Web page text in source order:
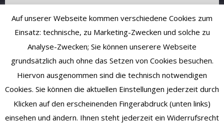
Auf unserer Webseite kommen verschiedene Cookies zum
Einsatz: technische, zu Marketing-Zwecken und solche zu
Analyse-Zwecken; Sie können unserere Webseite
grundsätzlich auch ohne das Setzen von Cookies besuchen.
Hiervon ausgenommen sind die technisch notwendigen
Cookies. Sie können die aktuellen Einstellungen jederzeit durch
Klicken auf den erscheinenden Fingerabdruck (unten links)
einsehen und ändern. Ihnen steht jederzeit ein Widerrufsrecht